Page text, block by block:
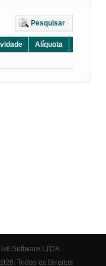
Pesquisar
Alíquota
Software LTDA
Todos os Direitos